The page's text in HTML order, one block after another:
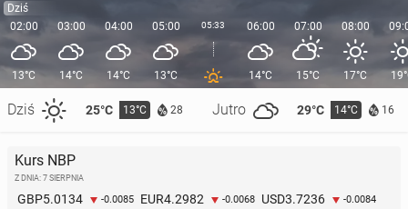
Dziś
02:00
13°C
Dziś 25°C 13°C 28 Jutro 29°C 14°C 16
03:00
14°C
04:00
14°C
05:00
13°C
05:33 06:00
14°C
07:00
15°C
08:00
17°C
Kurs NBP
Z DNIA: 7 SIERPNIA
GBP5.0134 -0.0085 EUR4.2982 -0.0068 USD3.7236 -0.0084